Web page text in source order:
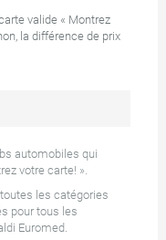
valide « Montrez
la différence de prix
automobiles qui
votre carte! ».
les catégories
pour tous les
Euromed.